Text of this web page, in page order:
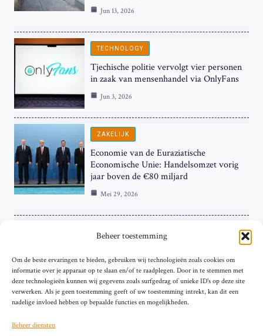
Beheer toestemming
Om de beste ervaringen te bieden, gebruiken wij technologieën zoals cookies om
informatie over je apparaat op te slaan en/of te raadplegen. Door in te stemmen met
deze technologieën kunnen wij gegevens zoals surfgedrag of unieke ID's op deze site
verwerken. Als je geen toestemming geeft of uw toestemming intrekt, kan dit een
nadelige invloed hebben op bepaalde functies en mogelijkheden.
Beheer diensten
Jun 13, 2026
TECHNOLOGY
Tjechische politie vervolgt vier personen
in zaak van mensenhandel via OnlyFans
Jun 3, 2026
ZAKELIJK
Economie van de Euraziatische
Economische Unie: Handelsomzet vorig
jaar boven de €80 miljard
Mei 29, 2026
ZAKELIJK
Hardnekkige Inflatie bij de ‘Grote Vier’
van de Eurozone
Mei 29, 2026